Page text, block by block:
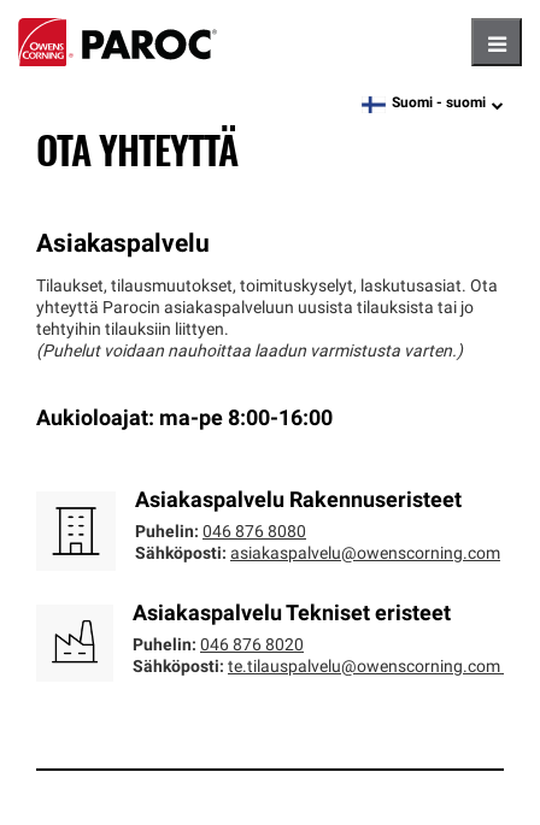
language
Suomi - suomi
OTA YHTEYTTÄ
Asiakaspalvelu
Tilaukset, tilausmuutokset, toimituskyselyt, laskutusasiat. Ota
yhteyttä Parocin asiakaspalveluun uusista tilauksista tai jo
tehtyihin tilauksiin liittyen.
(Puhelut voidaan nauhoittaa laadun varmistusta varten.)
Aukioloajat: ma-pe 8:00-16:00
Asiakaspalvelu Rakennuseristeet
Puhelin: 046 876 8080
Sähköposti: asiakaspalvelu@owenscorning.com
Asiakaspalvelu Tekniset eristeet
Puhelin: 046 876 8020
Sähköposti: te.tilauspalvelu@owenscorning.com